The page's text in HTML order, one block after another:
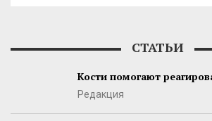
СТАТЬИ
Кости помогают
Редакция